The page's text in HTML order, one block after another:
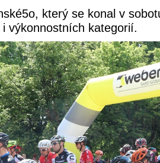
který se konal v
výkonnostních kategorií.